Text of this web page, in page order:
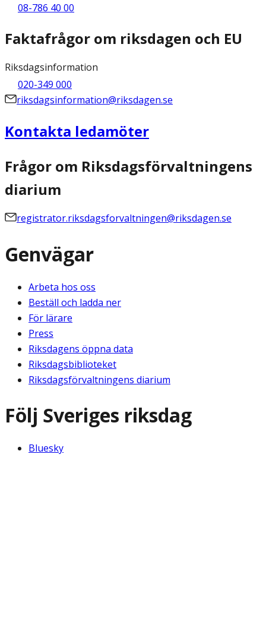
08-786 40 00
Faktafrågor om riksdagen och EU
Riksdagsinformation
020-349 000
riksdagsinformation@riksdagen.se
Kontakta ledamöter
Frågor om Riksdagsförvaltningens
diarium
registrator.riksdagsforvaltningen@riksdagen.se
Genvägar
Arbeta hos oss
Beställ och ladda ner
För lärare
Press
Riksdagens öppna data
Riksdagsbiblioteket
Riksdagsförvaltningens diarium
Följ Sveriges riksdag
Bluesky